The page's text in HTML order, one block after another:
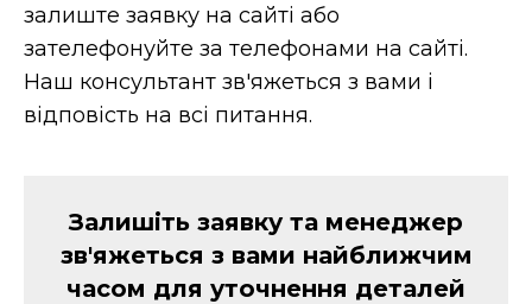
залиште заявку на сайті або
зателефонуйте за телефонами на сайті.
Наш консультант зв'яжеться з вами і
відповість на всі питання.
Залишіть заявку та менеджер
зв'яжеться з вами найближчим
часом для уточнення деталей